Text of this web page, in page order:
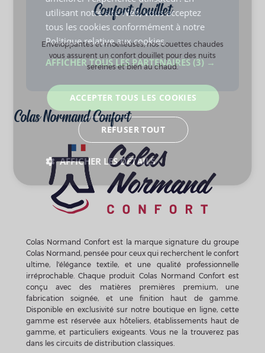
Confort douillet
Enveloppantes et moelleuses, nos couettes chaudes
vous assurent un confort douillet pour des nuits
sereines et bien au chaud.
Colas Normand Confort
Colas Normand Confort est la marque signature du groupe
Colas Normand, pensée pour ceux qui recherchent le confort
ultime, l'élégance textile, et une qualité professionnelle
irréprochable. Chaque produit Colas Normand Confort est
conçu avec des matières premières premium, une
fabrication soignée, et une finition haut de gamme.
Disponible en exclusivité sur notre boutique en ligne, cette
gamme est réservée aux hôteliers, établissements haut de
gamme, et particuliers exigeants. Vous ne la trouverez pas
dans les circuits de distribution classiques.